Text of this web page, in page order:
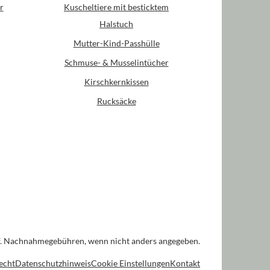
Kuscheltiere mit besticktem
Halstuch
Mutter-Kind-Passhülle
Schmuse- & Musselintücher
Kirschkernkissen
Rucksäcke
Nachnahmegebühren, wenn nicht anders angegeben.
DatenschutzhinweisCookie EinstellungenKontakt